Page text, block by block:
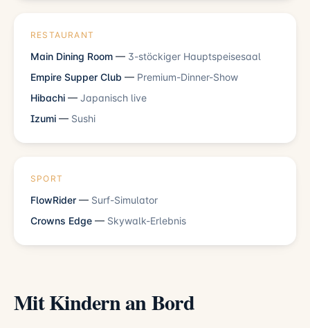
RESTAURANT
Main Dining Room — 3-stöckiger Hauptspeisesaal
Empire Supper Club — Premium-Dinner-Show
Hibachi — Japanisch live
Izumi — Sushi
SPORT
FlowRider — Surf-Simulator
Crowns Edge — Skywalk-Erlebnis
Mit Kindern an Bord